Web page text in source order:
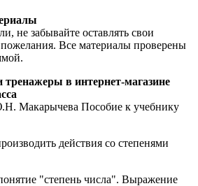
не забывайте оставлять свои
Все материалы проверены
в интернет-магазине
Макарычева Пособие к учебнику
действия со степенями
"степень числа". Выражение